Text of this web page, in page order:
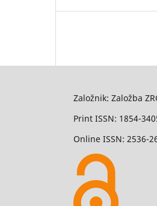
Založnik: Založba
Print ISSN: 1854-
Online ISSN: 2536-